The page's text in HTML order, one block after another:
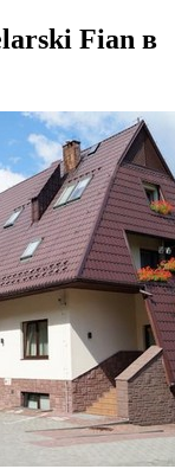
Fian в